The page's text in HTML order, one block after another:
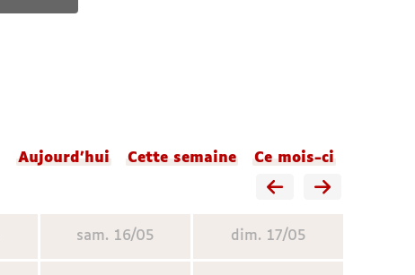
Aujourd'hui Cette semaine Ce mois-ci
sam. 16/05 dim. 17/05